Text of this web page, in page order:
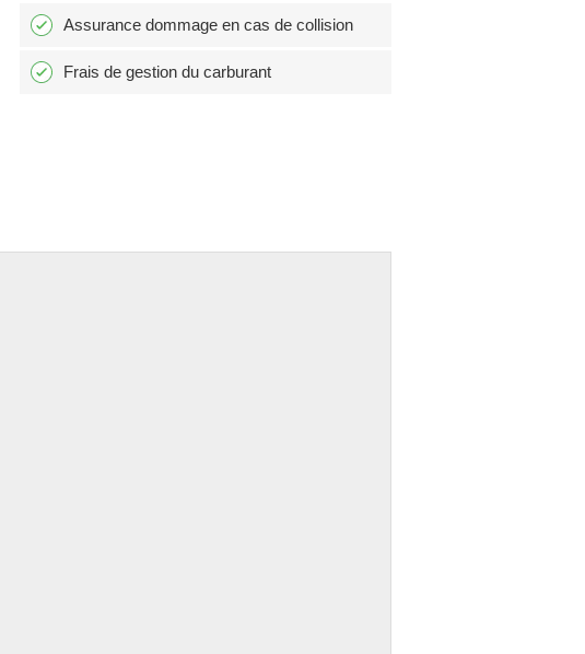
Assurance dommage en cas de collision
Frais de gestion du carburant